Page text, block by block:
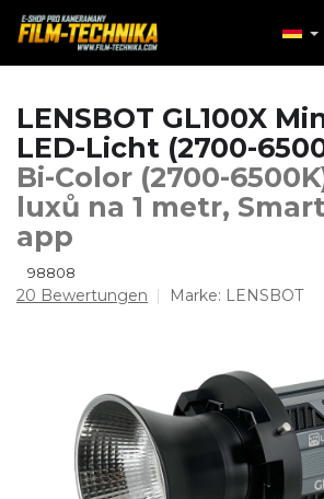
Inhalt
springen
LENSBOT GL100X
LED-Licht (2700-
Bi-Color (2700-
luxů na 1 metr,
app
98808
Die
Sternen.
20 Bewertungen Marke: LENSBOT